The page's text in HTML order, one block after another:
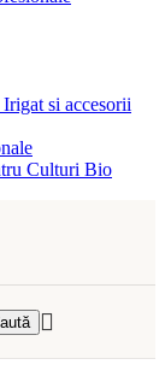
Irigat si accesorii
Culturi Bio